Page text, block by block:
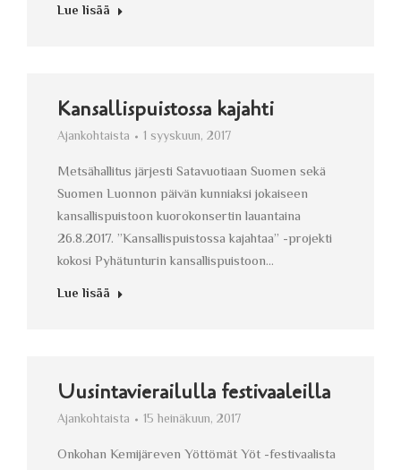
Lue lisää
Kansallispuistossa kajahti
Ajankohtaista 1 syyskuun, 2017
Metsähallitus järjesti Satavuotiaan Suomen sekä
Suomen Luonnon päivän kunniaksi jokaiseen
kansallispuistoon kuorokonsertin lauantaina
26.8.2017. ”Kansallispuistossa kajahtaa” -projekti
kokosi Pyhätunturin kansallispuistoon…
Lue lisää
Uusintavierailulla festivaaleilla
Ajankohtaista 15 heinäkuun, 2017
Onkohan Kemijäreven Yöttömät Yöt -festivaalista